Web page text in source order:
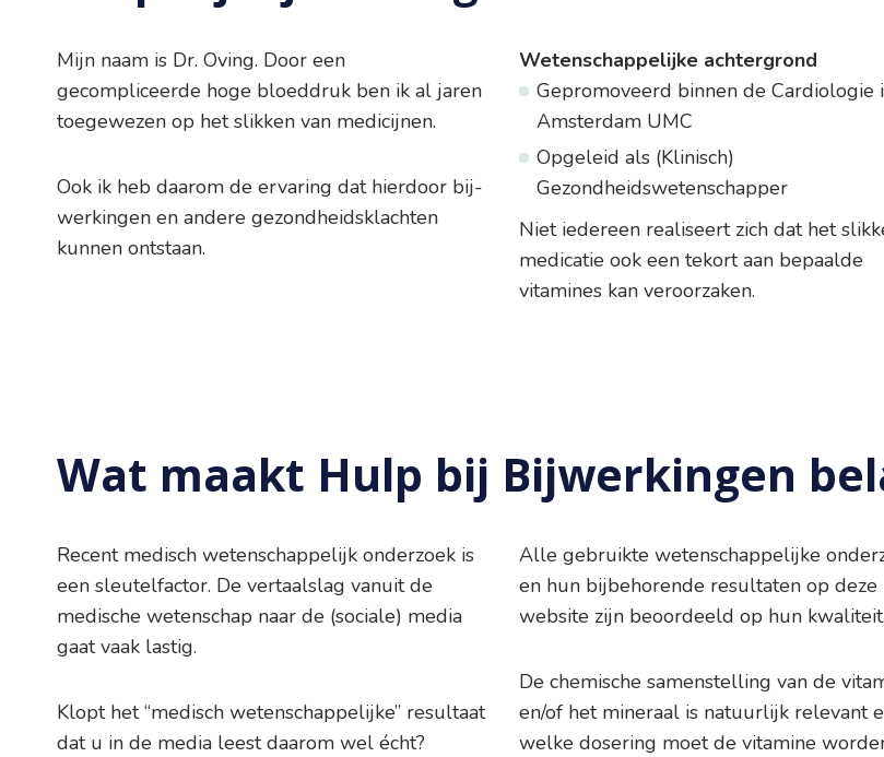
Mijn naam is Dr. Oving. Door een
gecompliceerde hoge bloeddruk ben ik al jaren
toegewezen op het slikken van medicijnen.
Ook ik heb daarom de ervaring dat hierdoor bij-
werkingen en andere gezondheidsklachten
kunnen ontstaan.
Wetenschappelijke achtergrond
Gepromoveerd binnen de Cardiologie
Amsterdam UMC
Opgeleid als (Klinisch)
Gezondheidswetenschapper
Niet iedereen realiseert zich dat het
medicatie ook een tekort aan bepaalde
vitamines kan veroorzaken.
Wat maakt Hulp bij Bijwerkingen
Recent medisch wetenschappelijk onderzoek is
een sleutelfactor. De vertaalslag vanuit de
medische wetenschap naar de (sociale) media
gaat vaak lastig.
Klopt het “medisch wetenschappelijke” resultaat
dat u in de media leest daarom wel écht?
Alle gebruikte wetenschappelijke
en hun bijbehorende resultaten op deze
website zijn beoordeeld op hun kwaliteit.
De chemische samenstelling van de
en/of het mineraal is natuurlijk relevant
welke dosering moet de vitamine